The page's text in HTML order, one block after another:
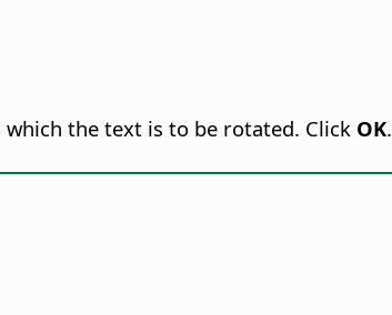
the text is to be rotated. Click OK.